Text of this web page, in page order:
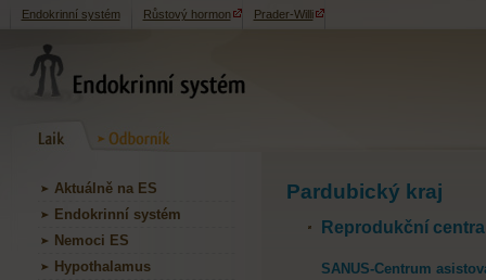
Endokrinní systém Růstový hormon Prader-Willi
Aktuálně na ES
Endokrinní systém
Nemoci ES
Hypothalamus
Pardubický kraj
Reprodukční
SANUS-Centrum